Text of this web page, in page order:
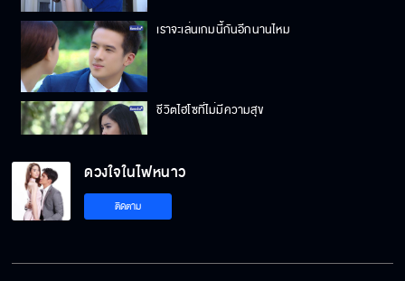
เราจะเล่นเกมนี้กันอีกนานไหม
ชีวิตไฮโซที่ไม่มีความสุข
เกมที่มีผู้เล่นเพิ่ม
ดวงใจในไฟหนาว
ติดตาม